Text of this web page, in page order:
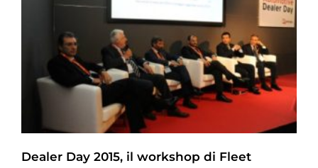
Dealer Day 2015, il workshop di Fleet